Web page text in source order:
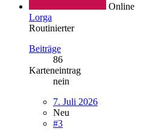
Online
Lorga
Routinierter
Beiträge
86
Karteneintrag
nein
7. Juli 2026
Neu
#3